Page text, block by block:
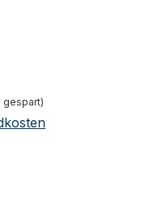
gespart)
5 von 5 Sternen